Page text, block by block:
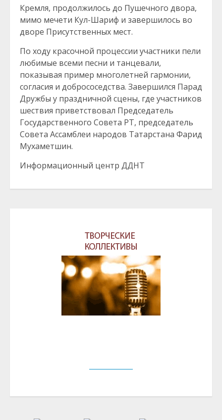
Кремля, продолжилось до Пушечного двора,
мимо мечети Кул-Шариф и завершилось во
дворе Присутственных мест.
По ходу красочной процессии участники пели
любимые всеми песни и танцевали,
показывая пример многолетней гармонии,
согласия и добрососедства. Завершился Парад
Дружбы у праздничной сцены, где участников
шествия приветствовал Председатель
Государственного Совета РТ, председатель
Совета Ассамблеи народов Татарстана Фарид
Мухаметшин.
Информационный центр ДДНТ